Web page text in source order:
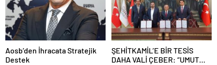
Aosb’den İhracata Stratejik
Destek
ŞEHİTKAMİL’E BİR TESİS
DAHA VALİ ÇEBER: “UMUT